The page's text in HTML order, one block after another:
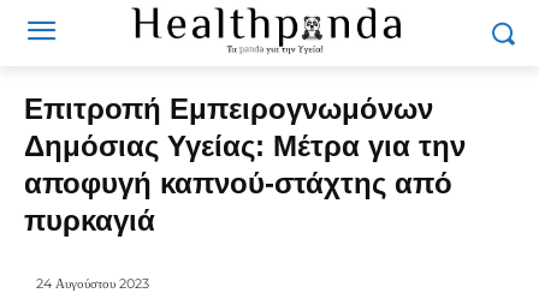
Επιτροπή Εμπειρογνωμόνων
Δημόσιας Υγείας: Μέτρα για την
αποφυγή καπνού-στάχτης από
πυρκαγιά
24 Αυγούστου 2023